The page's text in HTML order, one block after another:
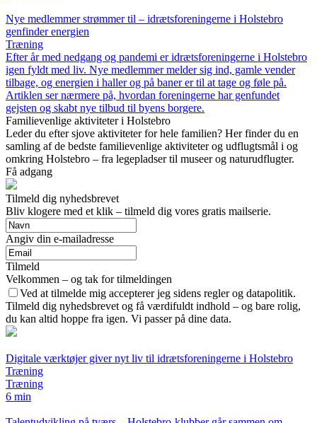
Nye medlemmer strømmer til – idrætsforeningerne i Holstebro
genfinder energien
Træning
Efter år med nedgang og pandemi er idrætsforeningerne i Holstebro
igen fyldt med liv. Nye medlemmer melder sig ind, gamle vender
tilbage, og energien i haller og på baner er til at tage og føle på.
Artiklen ser nærmere på, hvordan foreningerne har genfundet
gejsten og skabt nye tilbud til byens borgere.
Familievenlige aktiviteter i Holstebro
Leder du efter sjove aktiviteter for hele familien? Her finder du en
samling af de bedste familievenlige aktiviteter og udflugtsmål i og
omkring Holstebro – fra legepladser til museer og naturudflugter.
Få adgang
Tilmeld dig nyhedsbrevet
Bliv klogere med et klik – tilmeld dig vores gratis mailserie.
Angiv din e-mailadresse
Tilmeld
Velkommen – og tak for tilmeldingen
Ved at tilmelde mig accepterer jeg sidens regler og datapolitik.
Tilmeld dig nyhedsbrevet og få værdifuldt indhold – og bare rolig,
du kan altid hoppe fra igen. Vi passer på dine data.
Digitale værktøjer giver nyt liv til idrætsforeningerne i Holstebro
Træning
Træning
6 min